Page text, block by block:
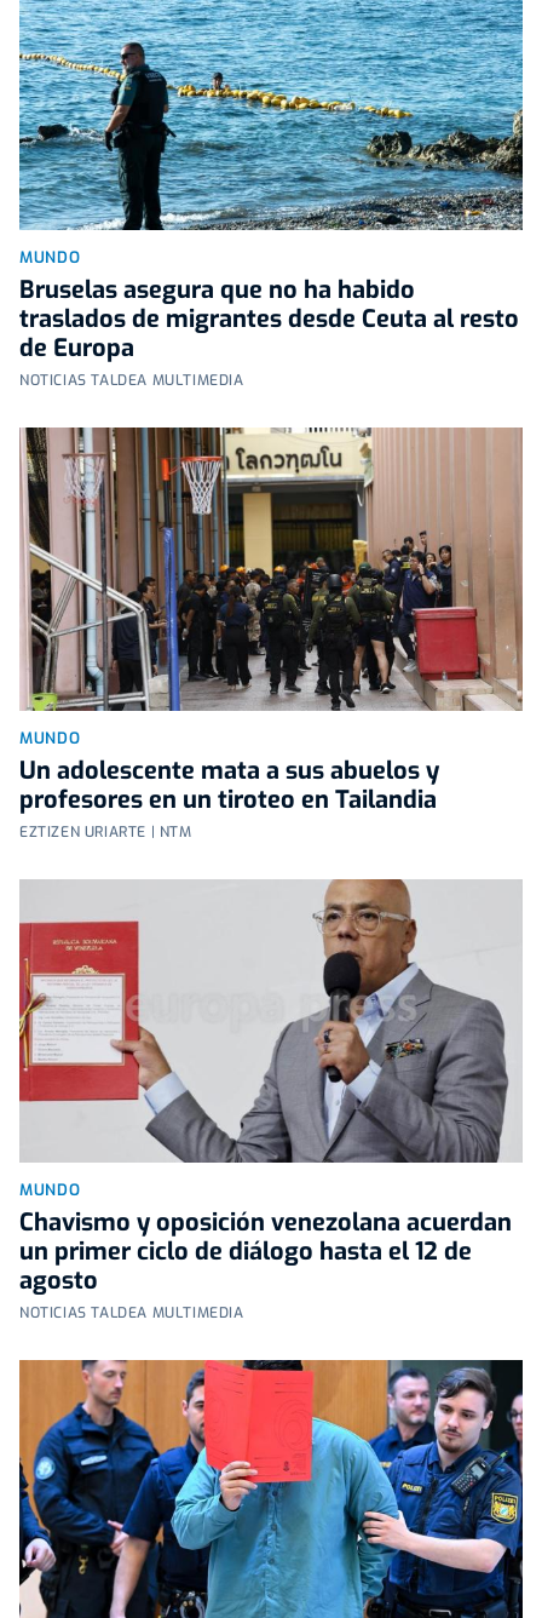
MUNDO
Bruselas asegura que no ha habido
traslados de migrantes desde Ceuta al resto
de Europa
NOTICIAS TALDEA MULTIMEDIA
MUNDO
Un adolescente mata a sus abuelos y
profesores en un tiroteo en Tailandia
EZTIZEN URIARTE | NTM
MUNDO
Chavismo y oposición venezolana acuerdan
un primer ciclo de diálogo hasta el 12 de
agosto
NOTICIAS TALDEA MULTIMEDIA